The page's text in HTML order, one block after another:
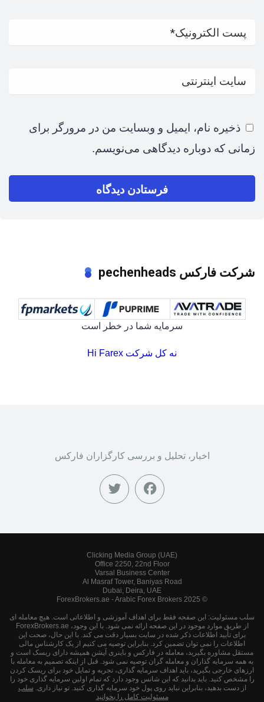
ذخیره نام، ایمیل و وبسایت من در مرورگر برای
زمانی که دوباره دیدگاهی می‌نویسم.
شرکت فارکس pechenheads
سرمایه شما در خطر است
نه کل شرکت Hi Farex
اخبار، تحلیل و بررسی کارگزاران فارکس
Clicking Media Group (UAE)
Office 2250, 22nd Floor
Varsal Business Center
Al Masraf Tower, Baniyas Road
Dubai, Deira, UAE
© 2025 ForexBrokers.ae - Arabic Forex Brokers
سلب مسئولیت: این صفحه فقط برای اهداف آموزشی و اطلاعاتی است. هیچ معامله ای
از طریق موارد موجود در این صفحه ارائه نمی شود. با این وجود، ForexBrokers.ae
برای تأیید اطلاعات ذکر شده در سایت بسیار دقت می کند. با این حال، صحت این
اطلاعات را نمی توان تضمین کرد. بنابراین توصیه می کنیم از یک کارشناس مالی
مستقل مشاوره بگیرید، معامله در فارکس و باینری آپشن همیشه دارای ریسک است و
به همه سرمایه گذاران و معامله گران توصیه نمی شود. قبل از اینکه تصمیم به معامله با
ارزهای خارجی بگیرید، باید اهداف سرمایه گذاری، تجربه و تمایل خود برای ریسک کردن
را مشخص کنید. باید بدانید که این شانس وجود دارد که تمام اولین سرمایه گذاری خود را
از دست بدهید، بنابراین نباید روی پول خود سرمایه گذاری کنید. تو نیاز داری. سلب
مسئولیت کامل را بخوانید